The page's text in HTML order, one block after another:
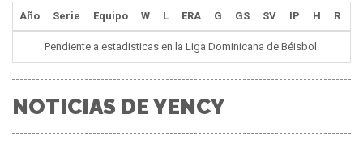
Año Serie Equipo W L ERA G GS SV IP H R
Pendiente a estadisticas en la Liga Dominicana de Béisbol.
NOTICIAS DE YENCY